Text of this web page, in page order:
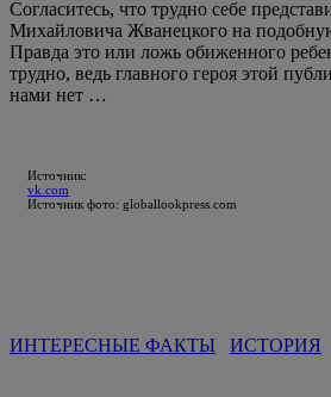
Согласитесь, что трудно себе
Михайловича Жванецкого на
Правда это или ложь обиженного
трудно, ведь главного героя этой
нами нет …
Источник:
vk.com
Источник фото: globallookpress.com
ИНТЕРЕСНЫЕ ФАКТЫ ИСТОРИЯ